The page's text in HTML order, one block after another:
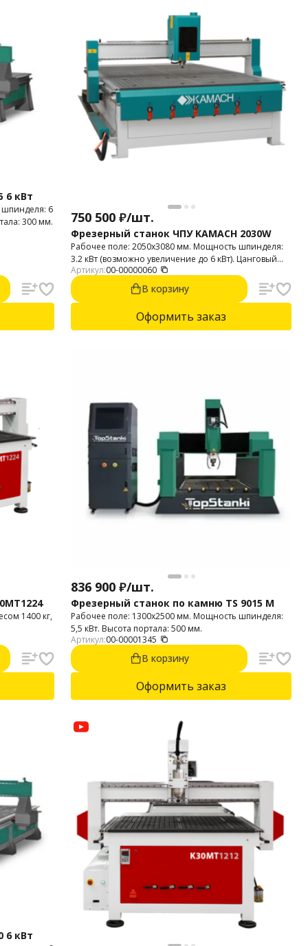
6 кВт
6
300 мм.
750 500 ₽/шт.
Фрезерный станок ЧПУ KAMACH 2030W
Рабочее поле: 2050х3080 мм. Мощность шпинделя:
3.2 кВт (возможно увеличение до 6 кВт). Цанговый
патрон: ER-25. Высота портала: 230 мм. Привода:
шаговые двигатели. Виды обработки: 2D и 3D.
Материалы: дерево, фанера, пластики (акрил,
полистирол, ПВХ и т .п.).
Артикул:00-00000060
В корзину
Оформить заказ
1400 кг,
20.
836 900 ₽/шт.
Фрезерный станок по камню TS 9015 M
Рабочее поле: 1300х2500 мм. Мощность шпинделя:
5,5 кВт. Высота портала: 500 мм.
Артикул:00-00001345
В корзину
Оформить заказ
6 кВт